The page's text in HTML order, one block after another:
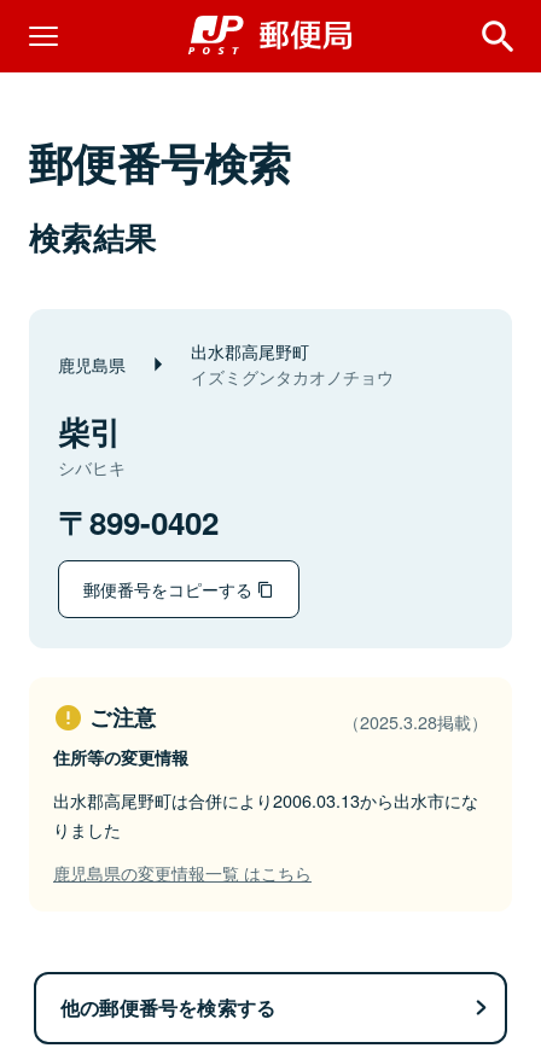
郵便番号検索
検索結果
鹿児島県 出水郡高尾野町
イズミグンタカオノチョウ
柴引
シバヒキ
899-0402
郵便番号をコピーする
ご注意 （2025.3.28掲載）
住所等の変更情報
出水郡高尾野町は合併により2006.03.13から出水市にな
りました
鹿児島県の変更情報一覧 はこちら
他の郵便番号を検索する